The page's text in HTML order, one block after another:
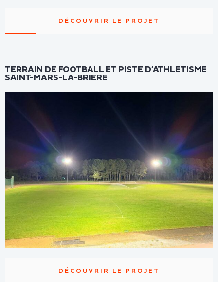
DÉCOUVRIR LE PROJET
TERRAIN DE FOOTBALL ET PISTE D’ATHLETISME
SAINT-MARS-LA-BRIERE
DÉCOUVRIR LE PROJET